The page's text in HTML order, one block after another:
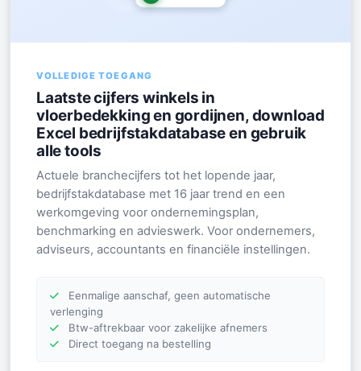
VOLLEDIGE TOEGANG
Laatste cijfers winkels in
vloerbedekking en gordijnen, download
Excel bedrijfstakdatabase en gebruik
alle tools
Actuele branchecijfers tot het lopende jaar,
bedrijfstakdatabase met 16 jaar trend en een
werkomgeving voor ondernemingsplan,
benchmarking en advieswerk. Voor ondernemers,
adviseurs, accountants en financiële instellingen.
Eenmalige aanschaf, geen automatische
verlenging
Btw-aftrekbaar voor zakelijke afnemers
Direct toegang na bestelling